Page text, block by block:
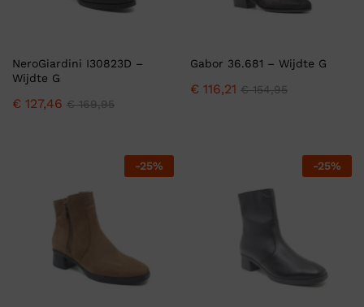
NeroGiardini I30823D –
Wijdte G
€ 127,46 €169,95
Gabor 36.681 – Wijdte G
€ 116,21 €154,95
-25% -25%